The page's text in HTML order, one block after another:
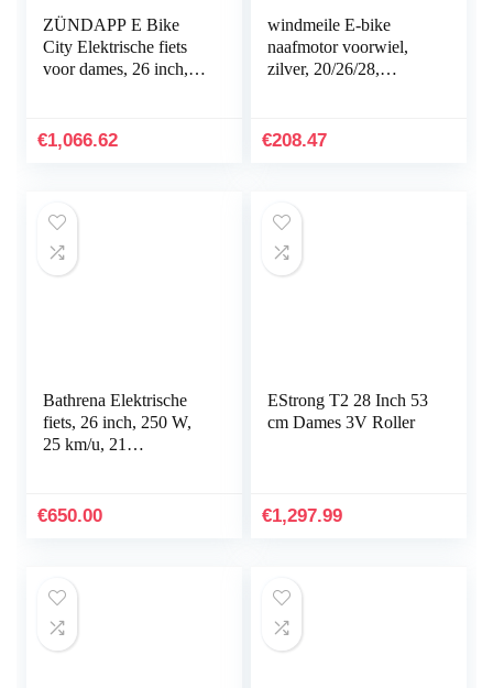
ZÜNDAPP E Bike
City Elektrische fiets
voor dames, 26 inch,
voorwiel motor, e…
€1,066.62
windmeile E-bike
naafmotor voorwiel,
zilver, 20/26/28,
pedelec
€208.47
Bathrena Elektrische
fiets, 26 inch, 250 W,
25 km/u, 21
draagvermogen 130 kg,
€650.00
EStrong T2 28 Inch 53
cm Dames 3V Roller
€1,297.99